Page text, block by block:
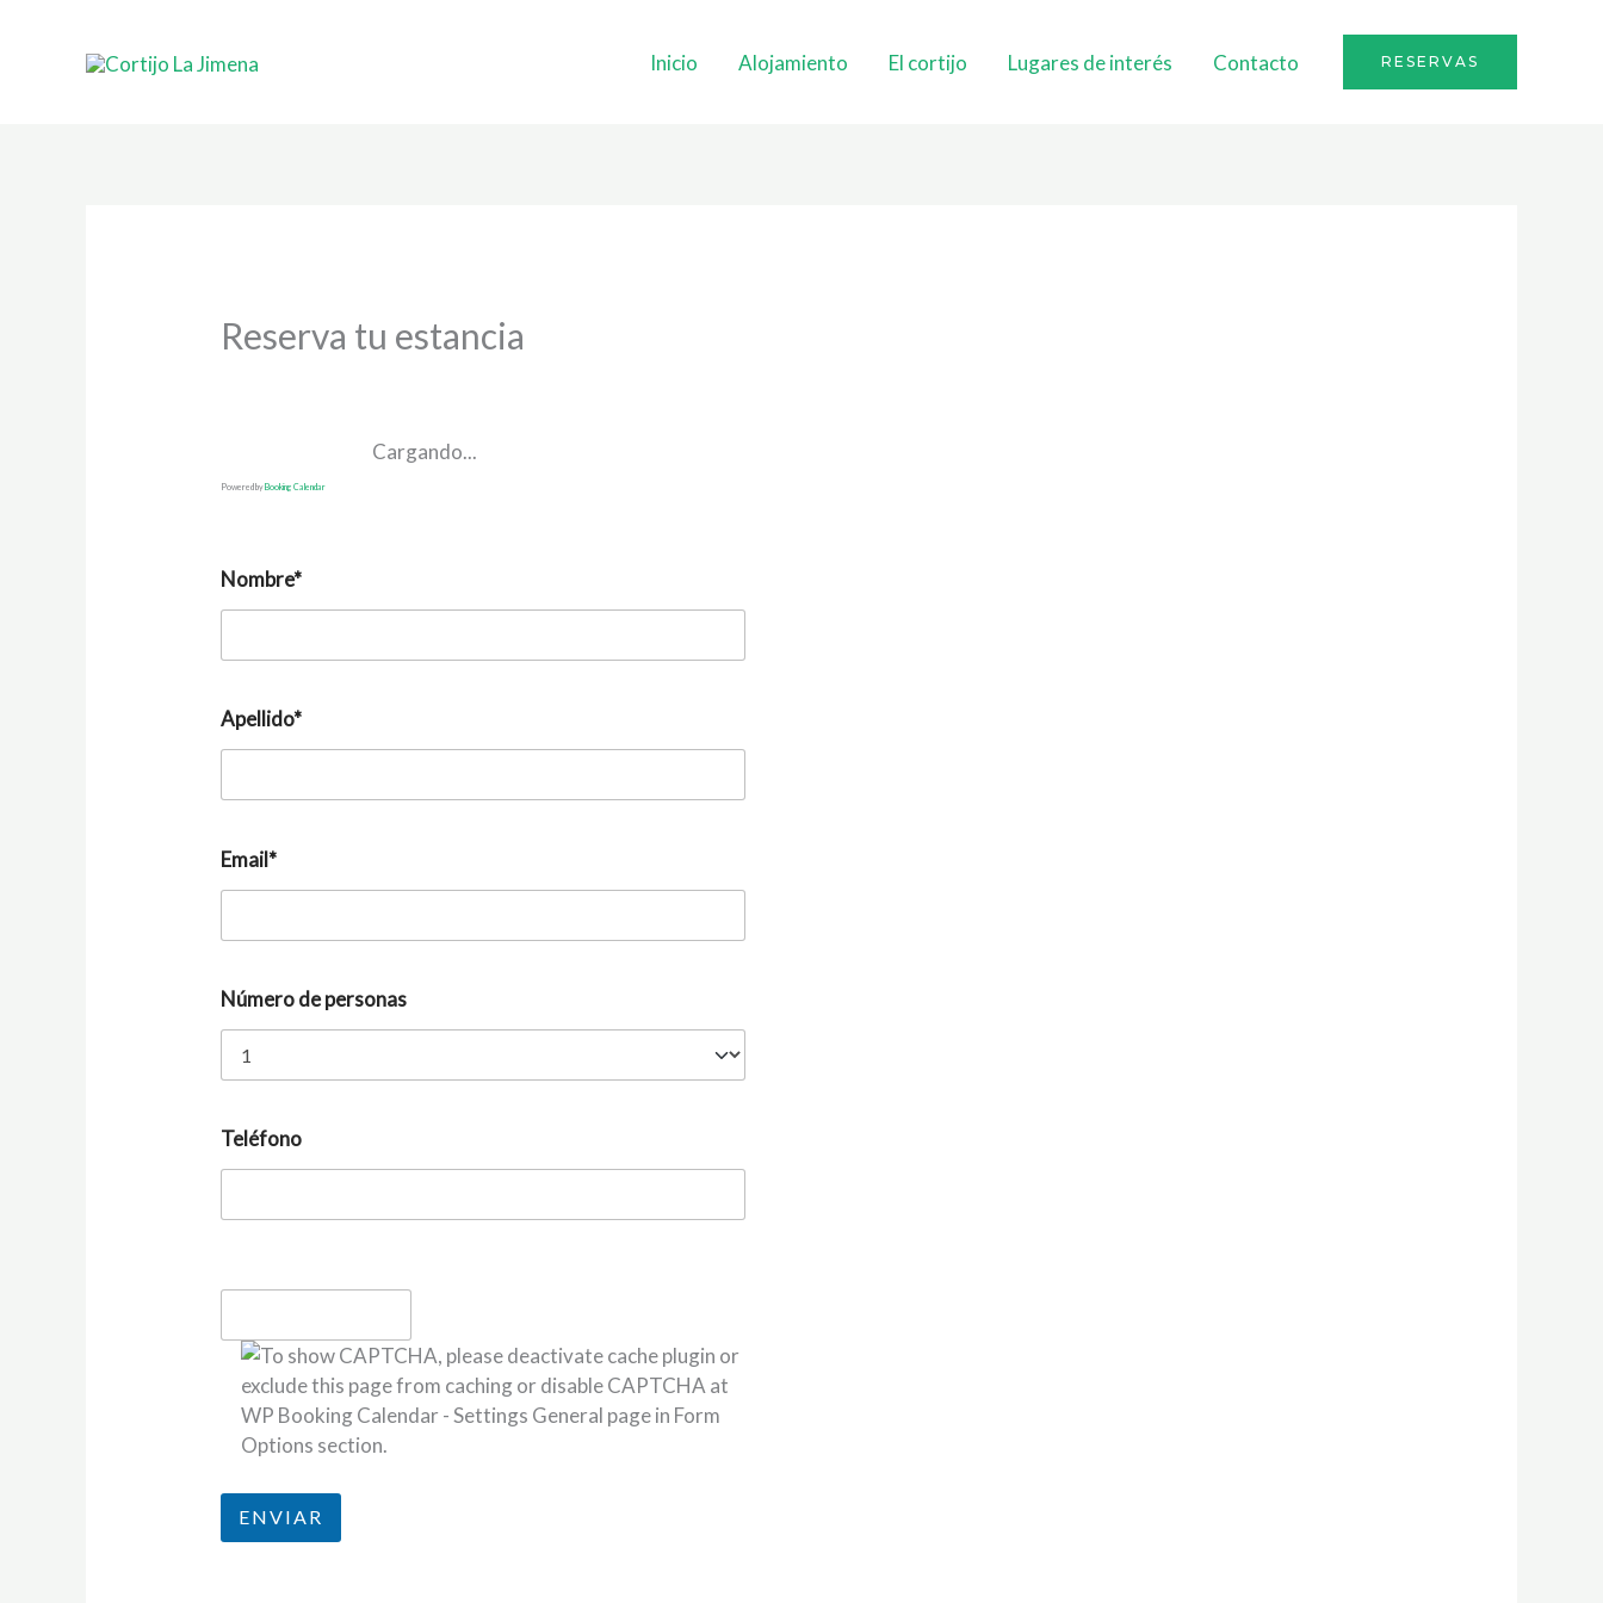
contenido
Inicio Alojamiento El cortijo Lugares de interés Contacto RESERVAS
Reserva tu estancia
Cargando...
Powered by Booking Calendar
Nombre*
Apellido*
Email*
Número de personas
Teléfono